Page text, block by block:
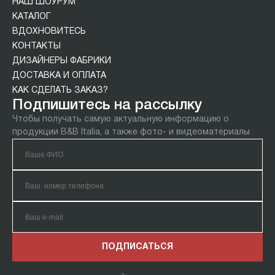
НАШ ШОУРУМ
КАТАЛОГ
ВДОХНОВИТЕСЬ
КОНТАКТЫ
ДИЗАЙНЕРЫ ФАБРИКИ
ДОСТАВКА И ОПЛАТА
КАК СДЕЛАТЬ ЗАКАЗ?
Подпишитесь на рассылку
Чтобы получать самую актуальную информацию о
продукции B&B Italia, а также фото- и видеоматериалы
ПОДПИСАТЬСЯ